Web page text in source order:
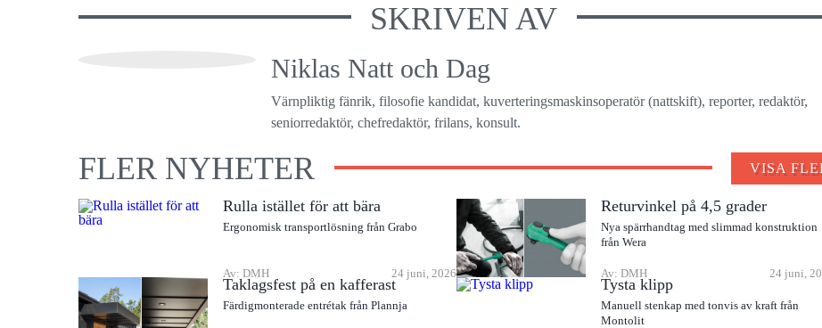
SKRIVEN AV
Niklas Natt och Dag
Värnpliktig fänrik, filosofie kandidat, kuverteringsmaskinsoperatör (nattskift), reporter, redaktör,
seniorredaktör, chefredaktör, frilans, konsult.
FLER NYHETER VISA
Rulla istället för att bära
Ergonomisk transportlösning från Grabo
Av: DMH 24 juni, 2026
Returvinkel på 4,5 grader
Nya spärrhandtag med slimmad konstruktion
från Wera
Av: DMH 24 juni,
Taklagsfest på en kafferast
Färdigmonterade entrétak från Plannja
Tysta klipp
Manuell stenkap med tonvis av kraft från
Montolit